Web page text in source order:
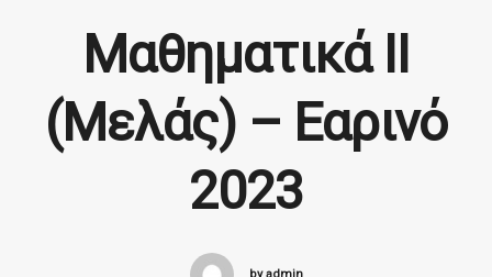
Μαθηματικά II
(Μελάς) – Εαρινό
2023